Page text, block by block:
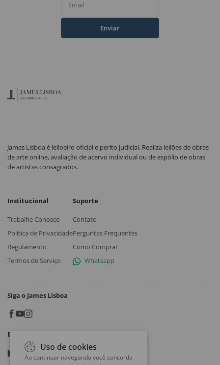
Email
Enviar
James Lisboa é leiloeiro oficial e perito judicial. Realiza leilões de obras
de arte online, avaliação de acervo individual ou de espólio de obras
de artistas consagrados.
Institucional
Trabalhe Conosco
Política de Privacidade
Regulamento
Termos de Serviço
Suporte
Contato
Perguntas Frequentes
Como Comprar
Whatsapp
Siga o James Lisboa
Baixe o App
Google play
Uso de cookies
Ao continuar navegando você concorda